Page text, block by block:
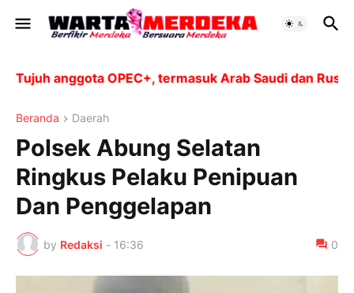
anggota OPEC+, termasuk Arab Saudi dan Rusia,
Beranda Daerah
Polsek Abung Selatan
Ringkus Pelaku Penipuan
Dan Penggelapan
by Redaksi - 16:36 0